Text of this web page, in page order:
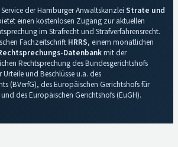
der Hamburger Anwaltskanzlei Strate und
einen kostenlosen Zugang zur aktuellen
im Strafrecht und Strafverfahrensrecht.
Fachzeitschrift HRRS, einem monatlichen
Datenbankmit der
Rechtsprechung des Bundesgerichtshofs
und Beschlüsse u.a. des
(BVerfG), des Europäischen Gerichtshofs für
des Europäischen Gerichtshofs (EuGH).